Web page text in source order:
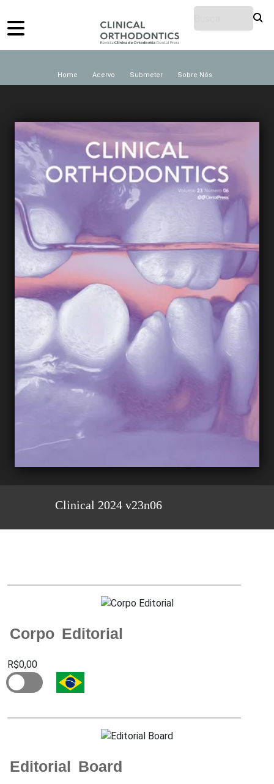
Home Acervo Submeter Sobre Nós
Clinical 2024 v23n06
Corpo Editorial
R$0,00
Editorial Board